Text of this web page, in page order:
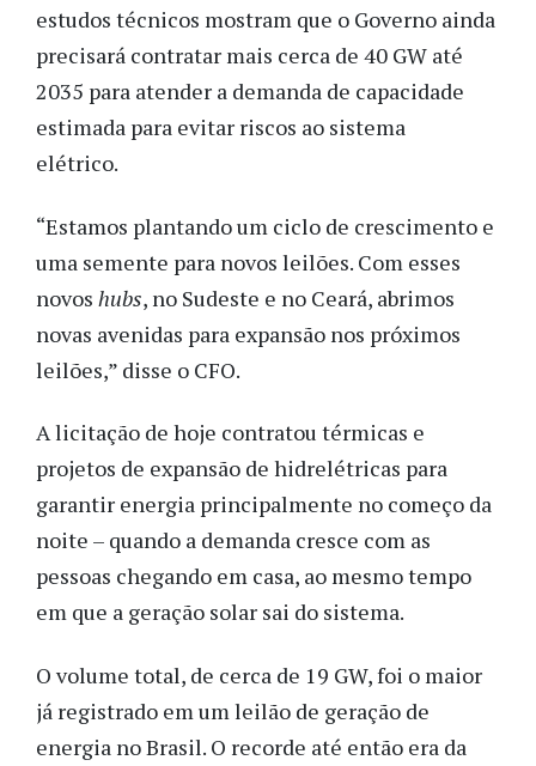
estudos técnicos mostram que o Governo ainda
precisará contratar mais cerca de 40 GW até
2035 para atender a demanda de capacidade
estimada para evitar riscos ao sistema
elétrico.
“Estamos plantando um ciclo de crescimento e
uma semente para novos leilões. Com esses
novos hubs, no Sudeste e no Ceará, abrimos
novas avenidas para expansão nos próximos
leilões,” disse o CFO.
A licitação de hoje contratou térmicas e
projetos de expansão de hidrelétricas para
garantir energia principalmente no começo da
noite – quando a demanda cresce com as
pessoas chegando em casa, ao mesmo tempo
em que a geração solar sai do sistema.
O volume total, de cerca de 19 GW, foi o maior
já registrado em um leilão de geração de
energia no Brasil. O recorde até então era da